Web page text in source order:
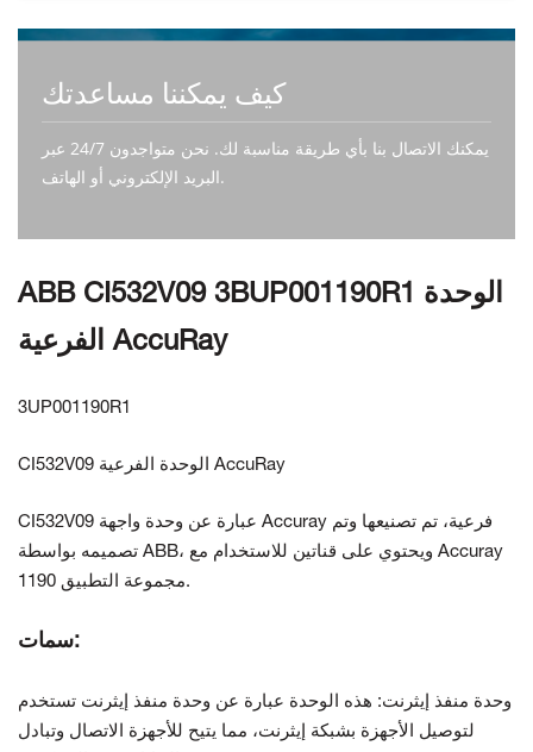
كيف يمكننا مساعدتك
يمكنك الاتصال بنا بأي طريقة مناسبة لك. نحن متواجدون 24/7 عبر
البريد الإلكتروني أو الهاتف.
ABB CI532V09 3BUP001190R1 الوحدة
الفرعية AccuRay
3UP001190R1
CI532V09 الوحدة الفرعية AccuRay
CI532V09 عبارة عن وحدة واجهة Accuray فرعية، تم تصنيعها وتم
تصميمه بواسطة ABB، ويحتوي على قناتين للاستخدام مع Accuray
1190
مجموعة التطبيق.
سمات:
وحدة منفذ إيثرنت: هذه الوحدة عبارة عن وحدة منفذ إيثرنت تستخدم
لتوصيل الأجهزة بشبكة إيثرنت، مما يتيح للأجهزة الاتصال وتبادل